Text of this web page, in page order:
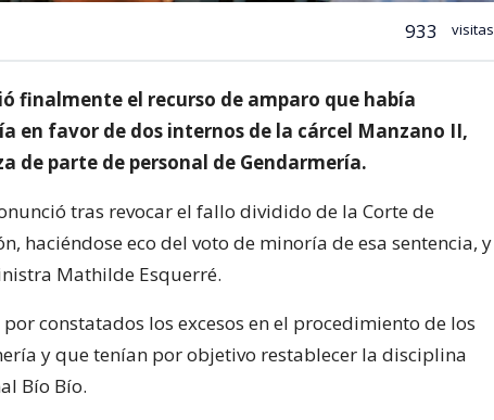
933 visitas
finalmente el recurso de amparo que había
en favor de dos internos de la cárcel Manzano II,
de parte de personal de Gendarmería.
tras revocar el fallo dividido de la Corte de
haciéndose eco del voto de minoría de esa sentencia, y
Mathilde Esquerré.
constatados los excesos en el procedimiento de los
y que tenían por objetivo restablecer la disciplina
Bío Bío.